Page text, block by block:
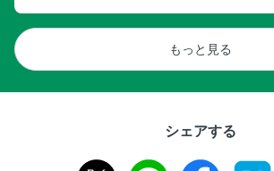
もっと見る
シェアする